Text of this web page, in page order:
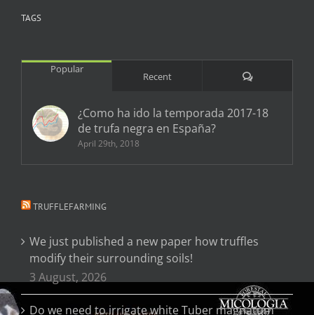
TAGS
Popular
Recent Comments
¿Como ha ido la temporada 2017-18
de trufa negra en España?
April 29th, 2018
TRUFFLEFARMING
We just published a new paper how truffles
modify their surrounding soils!
3 August, 2026
Do we need to irrigate white Tuber magnatum